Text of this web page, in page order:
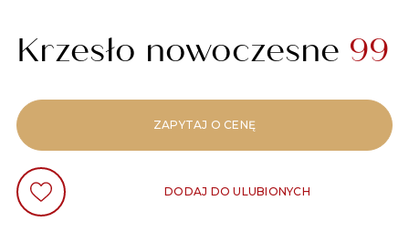
Krzesło nowoczesne 99
ZAPYTAJ O CENĘ
DODAJ DO ULUBIONYCH